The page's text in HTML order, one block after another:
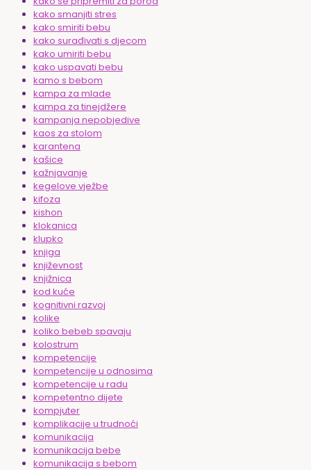
kako smanjiti stres
kako smiriti bebu
kako surađivati s djecom
kako umiriti bebu
kako uspavati bebu
kamo s bebom
kampa za mlade
kampa za tinejdžere
kampanja nepobjedive
kaos za stolom
karantena
kašice
kažnjavanje
kegelove vježbe
kifoza
kishon
klokanica
klupko
knjiga
književnost
knjižnica
kod kuće
kognitivni razvoj
kolike
koliko bebeb spavaju
kolostrum
kompetencije
kompetencije u odnosima
kompetencije u radu
kompetentno dijete
kompjuter
komplikacije u trudnoći
komunikacija
komunikacija bebe
komunikacija s bebom